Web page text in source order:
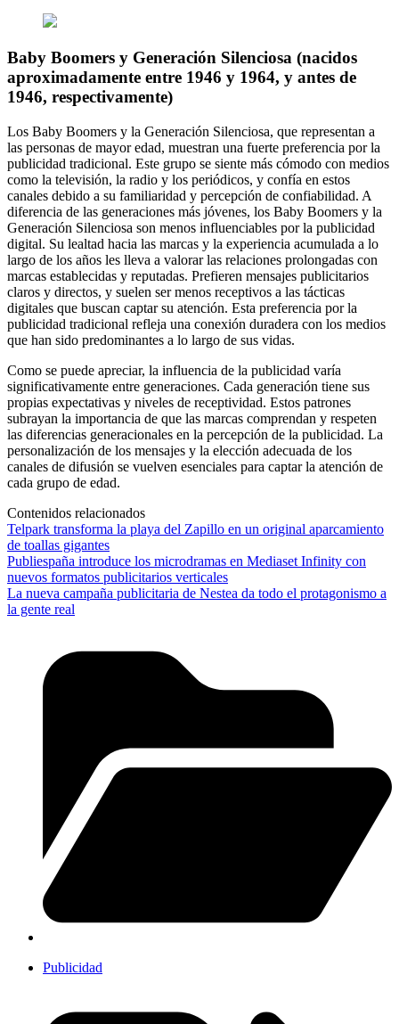
Baby Boomers y Generación Silenciosa (nacidos
aproximadamente entre 1946 y 1964, y antes de
1946, respectivamente)
Los Baby Boomers y la Generación Silenciosa, que representan a
las personas de mayor edad, muestran una fuerte preferencia por la
publicidad tradicional. Este grupo se siente más cómodo con medios
como la televisión, la radio y los periódicos, y confía en estos
canales debido a su familiaridad y percepción de confiabilidad. A
diferencia de las generaciones más jóvenes, los Baby Boomers y la
Generación Silenciosa son menos influenciables por la publicidad
digital. Su lealtad hacia las marcas y la experiencia acumulada a lo
largo de los años les lleva a valorar las relaciones prolongadas con
marcas establecidas y reputadas. Prefieren mensajes publicitarios
claros y directos, y suelen ser menos receptivos a las tácticas
digitales que buscan captar su atención. Esta preferencia por la
publicidad tradicional refleja una conexión duradera con los medios
que han sido predominantes a lo largo de sus vidas.
Como se puede apreciar, la influencia de la publicidad varía
significativamente entre generaciones. Cada generación tiene sus
propias expectativas y niveles de receptividad. Estos patrones
subrayan la importancia de que las marcas comprendan y respeten
las diferencias generacionales en la percepción de la publicidad. La
personalización de los mensajes y la elección adecuada de los
canales de difusión se vuelven esenciales para captar la atención de
cada grupo de edad.
Contenidos relacionados
Telpark transforma la playa del Zapillo en un original aparcamiento
de toallas gigantes
Publiespaña introduce los microdramas en Mediaset Infinity con
nuevos formatos publicitarios verticales
La nueva campaña publicitaria de Nestea da todo el protagonismo a
la gente real
Publicidad